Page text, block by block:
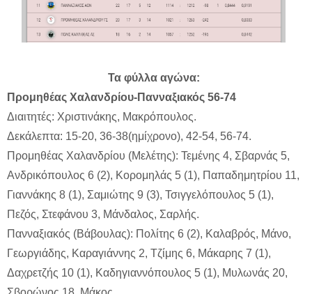
Τα φύλλα αγώνα:
Προμηθέας Χαλανδρίου-Πανναξιακός 56-74
Διαιτητές: Χριστινάκης, Μακρόπουλος.
Δεκάλεπτα: 15-20, 36-38(ημίχρονο), 42-54, 56-74.
Προμηθέας Χαλανδρίου (Μελέτης): Τεμένης 4, Σβαρνάς 5,
Ανδρικόπουλος 6 (2), Κορομηλάς 5 (1), Παπαδημητρίου 11,
Γιαννάκης 8 (1), Σαμιώτης 9 (3), Τσιγγελόπουλος 5 (1),
Πεζός, Στεφάνου 3, Μάνδαλος, Σαρλής.
Πανναξιακός (Βάβουλας): Πολίτης 6 (2), Καλαβρός, Μάνο,
Γεωργιάδης, Καραγιάννης 2, Τζίμης 6, Μάκαρης 7 (1),
Δαχρετζής 10 (1), Καδηγιαννόπουλος 5 (1), Μυλωνάς 20,